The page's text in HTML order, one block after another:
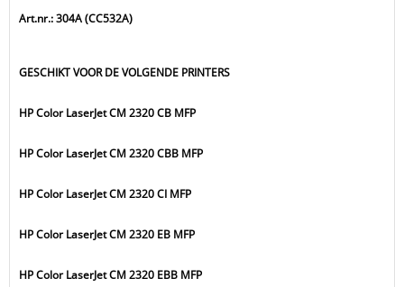
Art.nr.: 304A (CC532A)
GESCHIKT VOOR DE VOLGENDE PRINTERS
HP Color LaserJet CM 2320 CB MFP
HP Color LaserJet CM 2320 CBB MFP
HP Color LaserJet CM 2320 CI MFP
HP Color LaserJet CM 2320 EB MFP
HP Color LaserJet CM 2320 EBB MFP